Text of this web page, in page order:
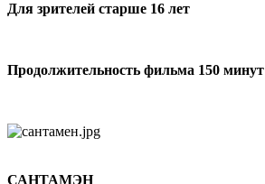
Для зрителей старше 16 лет
Продолжительность фильма 150 минут
САНТАМЭН